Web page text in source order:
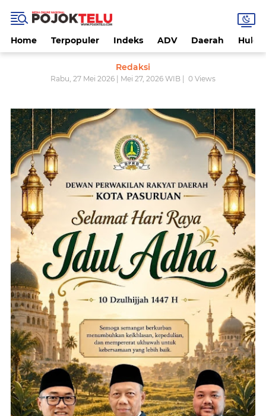
Home Terpopuler Indeks ADV Daerah
Redaksi
Rabu, 27 Mei 2026 | Mei 27, 2026 WIB | 0 Views